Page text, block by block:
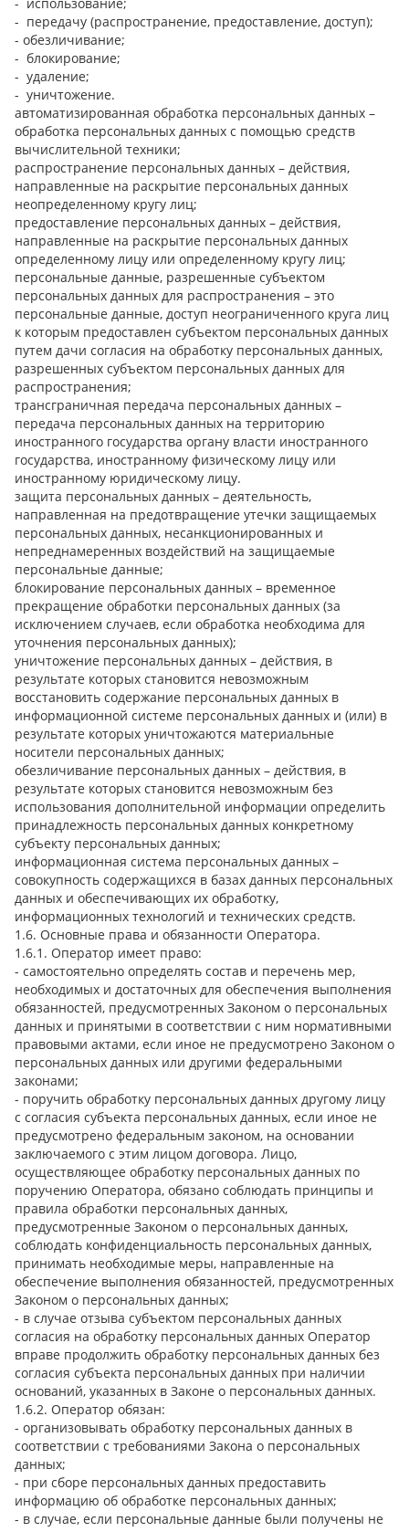
- передачу (распространение, предоставление, доступ);
- обезличивание;
- блокирование;
- удаление;
- уничтожение.
автоматизированная обработка персональных данных –
обработка персональных данных с помощью средств
вычислительной техники;
распространение персональных данных – действия,
направленные на раскрытие персональных данных
неопределенному кругу лиц;
предоставление персональных данных – действия,
направленные на раскрытие персональных данных
определенному лицу или определенному кругу лиц;
персональные данные, разрешенные субъектом
персональных данных для распространения – это
персональные данные, доступ неограниченного круга лиц
к которым предоставлен субъектом персональных данных
путем дачи согласия на обработку персональных данных,
разрешенных субъектом персональных данных для
распространения;
трансграничная передача персональных данных –
передача персональных данных на территорию
иностранного государства органу власти иностранного
государства, иностранному физическому лицу или
иностранному юридическому лицу.
защита персональных данных – деятельность,
направленная на предотвращение утечки защищаемых
персональных данных, несанкционированных и
непреднамеренных воздействий на защищаемые
персональные данные;
блокирование персональных данных – временное
прекращение обработки персональных данных (за
исключением случаев, если обработка необходима для
уточнения персональных данных);
уничтожение персональных данных – действия, в
результате которых становится невозможным
восстановить содержание персональных данных в
информационной системе персональных данных и (или) в
результате которых уничтожаются материальные
носители персональных данных;
обезличивание персональных данных – действия, в
результате которых становится невозможным без
использования дополнительной информации определить
принадлежность персональных данных конкретному
субъекту персональных данных;
информационная система персональных данных –
совокупность содержащихся в базах данных персональных
данных и обеспечивающих их обработку,
информационных технологий и технических средств.
1.6. Основные права и обязанности Оператора.
1.6.1. Оператор имеет право:
- самостоятельно определять состав и перечень мер,
необходимых и достаточных для обеспечения выполнения
обязанностей, предусмотренных Законом о персональных
данных и принятыми в соответствии с ним нормативными
правовыми актами, если иное не предусмотрено Законом о
персональных данных или другими федеральными
законами;
- поручить обработку персональных данных другому лицу
с согласия субъекта персональных данных, если иное не
предусмотрено федеральным законом, на основании
заключаемого с этим лицом договора. Лицо,
осуществляющее обработку персональных данных по
поручению Оператора, обязано соблюдать принципы и
правила обработки персональных данных,
предусмотренные Законом о персональных данных,
соблюдать конфиденциальность персональных данных,
принимать необходимые меры, направленные на
обеспечение выполнения обязанностей, предусмотренных
Законом о персональных данных;
- в случае отзыва субъектом персональных данных
согласия на обработку персональных данных Оператор
вправе продолжить обработку персональных данных без
согласия субъекта персональных данных при наличии
оснований, указанных в Законе о персональных данных.
1.6.2. Оператор обязан:
- организовывать обработку персональных данных в
соответствии с требованиями Закона о персональных
данных;
- при сборе персональных данных предоставить
информацию об обработке персональных данных;
- в случае, если персональные данные были получены не